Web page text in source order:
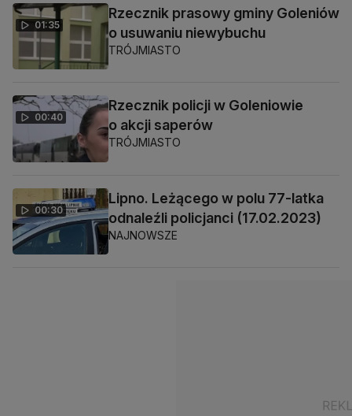
01:35
Rzecznik prasowy gminy Goleniów
o usuwaniu niewybuchu
TRÓJMIASTO
00:40
Rzecznik policji w Goleniowie
o akcji saperów
TRÓJMIASTO
00:30
Lipno. Leżącego w polu 77-latka
odnaleźli policjanci (17.02.2023)
NAJNOWSZE